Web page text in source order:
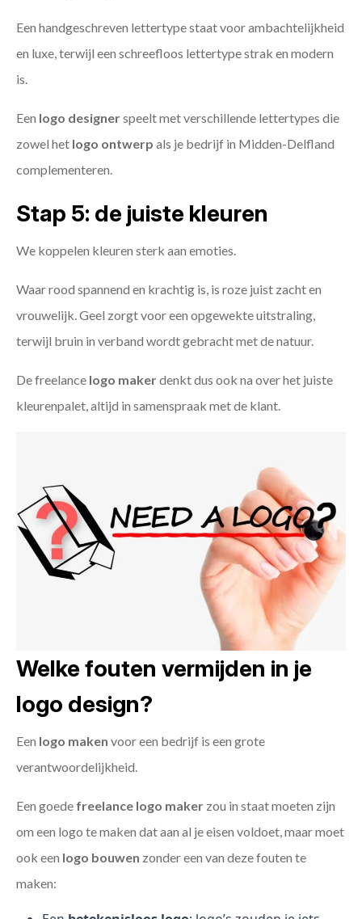
Een handgeschreven lettertype staat voor ambachtelijkheid
en luxe, terwijl een schreefloos lettertype strak en modern
is.
Een logo designerspeelt met verschillende lettertypes die
zowel het logo ontwerp als je bedrijf in Midden-Delfland
complementeren.
Stap 5: de juiste kleuren
We koppelen kleuren sterk aan emoties.
Waar rood spannend en krachtig is, is roze juist zacht en
vrouwelijk. Geel zorgt voor een opgewekte uitstraling,
terwijl bruin in verband wordt gebracht met de natuur.
De freelance logo makerdenkt dus ook na over het juiste
kleurenpalet, altijd in samenspraak met de klant.
Welke fouten vermijden in je
logo design?
Een logo maken voor een bedrijf is een grote
verantwoordelijkheid.
Een goede freelance logo maker zou in staat moeten zijn
om een logo te maken dat aan al je eisen voldoet, maar moet
ook een logo bouwen zonder een van deze fouten te
maken: